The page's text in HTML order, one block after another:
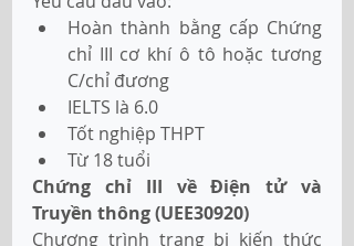
Hoàn thành bằng cấp Chứng
chỉ III cơ khí ô tô hoặc tương
C/chỉ đương
IELTS là 6.0
Tốt nghiệp THPT
Từ 18 tuổi
Chứng chỉ III về Điện tử và
Truyền thông (UEE30920)
Chương trình trang bị kiến thức